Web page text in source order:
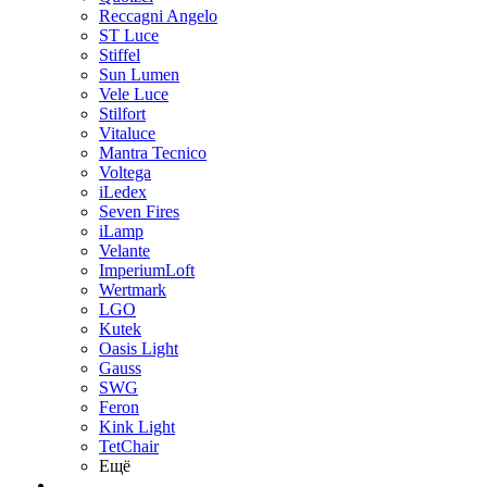
Reccagni Angelo
ST Luce
Stiffel
Sun Lumen
Vele Luce
Stilfort
Vitaluce
Mantra Tecnico
Voltega
iLedex
Seven Fires
iLamp
Velante
ImperiumLoft
Wertmark
LGO
Kutek
Oasis Light
Gauss
SWG
Feron
Kink Light
TetСhair
Ещё